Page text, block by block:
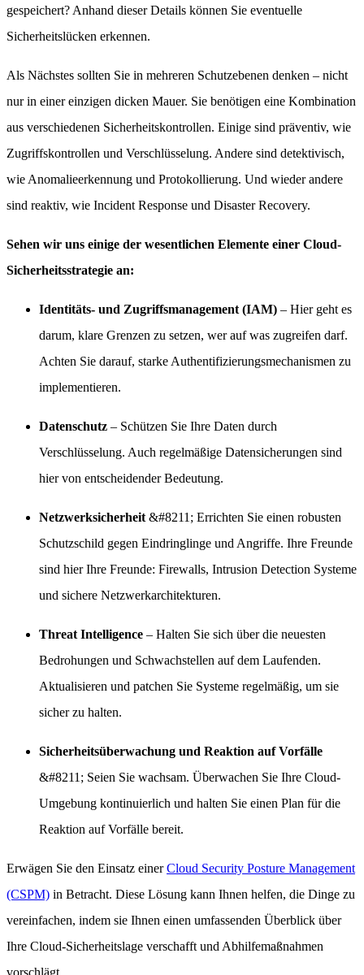
gespeichert? Anhand dieser Details können Sie eventuelle
Sicherheitslücken erkennen.
Als Nächstes sollten Sie in mehreren Schutzebenen denken – nicht
nur in einer einzigen dicken Mauer. Sie benötigen eine Kombination
aus verschiedenen Sicherheitskontrollen. Einige sind präventiv, wie
Zugriffskontrollen und Verschlüsselung. Andere sind detektivisch,
wie Anomalieerkennung und Protokollierung. Und wieder andere
sind reaktiv, wie Incident Response und Disaster Recovery.
Sehen wir uns einige der wesentlichen Elemente einer Cloud-
Sicherheitsstrategie an:
Identitäts- und Zugriffsmanagement (IAM) – Hier geht es
darum, klare Grenzen zu setzen, wer auf was zugreifen darf.
Achten Sie darauf, starke Authentifizierungsmechanismen zu
implementieren.
Datenschutz – Schützen Sie Ihre Daten durch
Verschlüsselung. Auch regelmäßige Datensicherungen sind
hier von entscheidender Bedeutung.
Netzwerksicherheit &#8211; Errichten Sie einen robusten
Schutzschild gegen Eindringlinge und Angriffe. Ihre Freunde
sind hier Ihre Freunde: Firewalls, Intrusion Detection Systeme
und sichere Netzwerkarchitekturen.
Threat Intelligence – Halten Sie sich über die neuesten
Bedrohungen und Schwachstellen auf dem Laufenden.
Aktualisieren und patchen Sie Systeme regelmäßig, um sie
sicher zu halten.
Sicherheitsüberwachung und Reaktion auf Vorfälle
&#8211; Seien Sie wachsam. Überwachen Sie Ihre Cloud-
Umgebung kontinuierlich und halten Sie einen Plan für die
Reaktion auf Vorfälle bereit.
Erwägen Sie den Einsatz einerCloud Security Posture Management
(CSPM) in Betracht. Diese Lösung kann Ihnen helfen, die Dinge zu
vereinfachen, indem sie Ihnen einen umfassenden Überblick über
Ihre Cloud-Sicherheitslage verschafft und Abhilfemaßnahmen
vorschlägt.